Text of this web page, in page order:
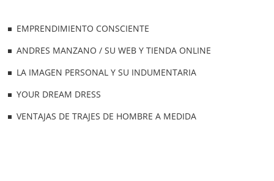
EMPRENDIMIENTO CONSCIENTE
ANDRES MANZANO / SU WEB Y TIENDA ONLINE
LA IMAGEN PERSONAL Y SU INDUMENTARIA
YOUR DREAM DRESS
VENTAJAS DE TRAJES DE HOMBRE A MEDIDA